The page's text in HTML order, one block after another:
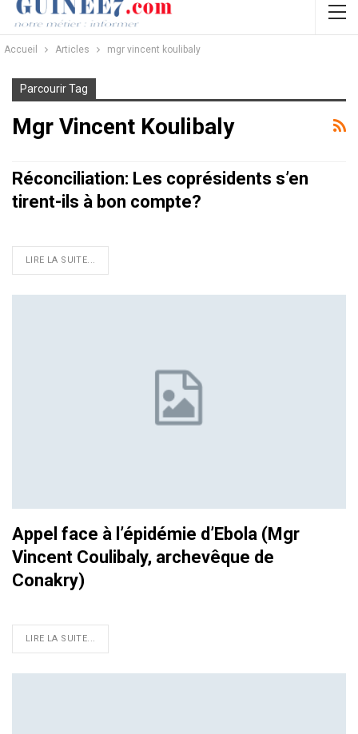
Accueil Articles mgr vincent koulibaly
Parcourir Tag
Mgr Vincent Koulibaly
Réconciliation: Les coprésidents s’en
tirent-ils à bon compte?
LIRE LA SUITE...
Appel face à l’épidémie d’Ebola (Mgr
Vincent Coulibaly, archevêque de
Conakry)
LIRE LA SUITE...